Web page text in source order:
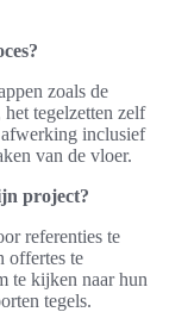
zoals de
tegelzetten zelf
afwerking inclusief
van de vloer.
project?
referenties te
offertes te
te kijken naar hun
tegels.